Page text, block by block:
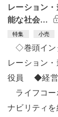
レーション
能な社会…
特集 小売
◇巻頭イン
レーション
役員 ◆経営
ライフコー
ナビリティを